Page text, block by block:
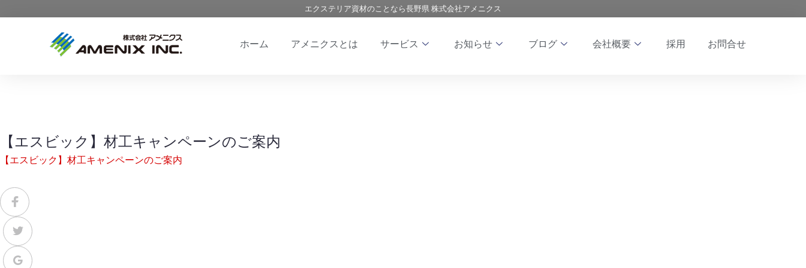
エクステリア資材のことなら長野県 株式会社アメニクス
ホーム アメニクスとは サービス お知らせ ブログ 会社概要 採用 お問合せ
【エスビック】材工キャンペーンのご案内
【エスビック】材工キャンペーンのご案内